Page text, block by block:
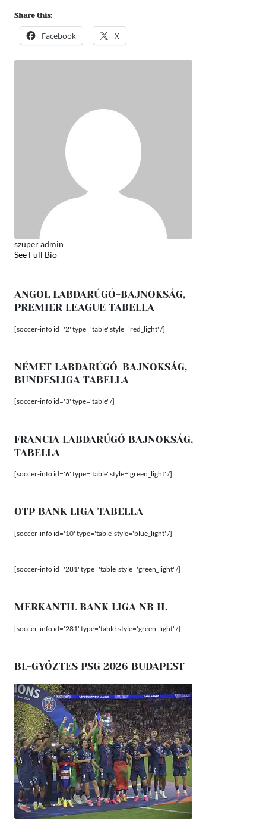
Share this:
Facebook X
szuper admin
See Full Bio
ANGOL LABDARÚGÓ-BAJNOKSÁG,
PREMIER LEAGUE TABELLA
[soccer-info id='2' type='table' style='red_light' /]
NÉMET LABDARÚGÓ-BAJNOKSÁG,
BUNDESLIGA TABELLA
[soccer-info id='3' type='table' /]
FRANCIA LABDARÚGÓ BAJNOKSÁG,
TABELLA
[soccer-info id='6' type='table' style='green_light' /]
OTP BANK LIGA TABELLA
[soccer-info id='10' type='table' style='blue_light' /]
[soccer-info id='281' type='table' style='green_light' /]
MERKANTIL BANK LIGA NB II.
[soccer-info id='281' type='table' style='green_light' /]
BL-GYŐZTES PSG 2026 BUDAPEST